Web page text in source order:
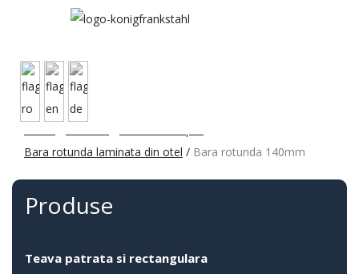
Bara rotunda laminata din otel / Bara rotunda 140mm
Produse
Teava patrata si rectangulara